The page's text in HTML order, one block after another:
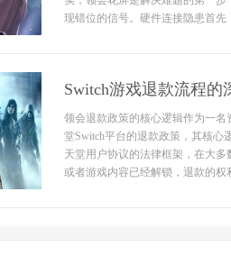
现错位的信号。硬件连接隐患首
Switch游戏退款流程
领会退款政策的核心逻辑作为一
堂Switch平台的退款政策，其核心
天堂用户协议的法律框架，在大
或者游戏内容已经解锁，退款的权